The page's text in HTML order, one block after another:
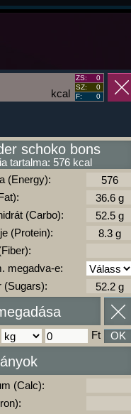
nem eszel/sportolsz többet,
Prémium funkció.
kcal
ZS:
0
SZ:
0
F:
0
schoko bons
tartalma: 576 kcal
(Energy):
(Carbo):
(Protein):
megadva-e:
(Sugars):
Ft OK
(Calc):